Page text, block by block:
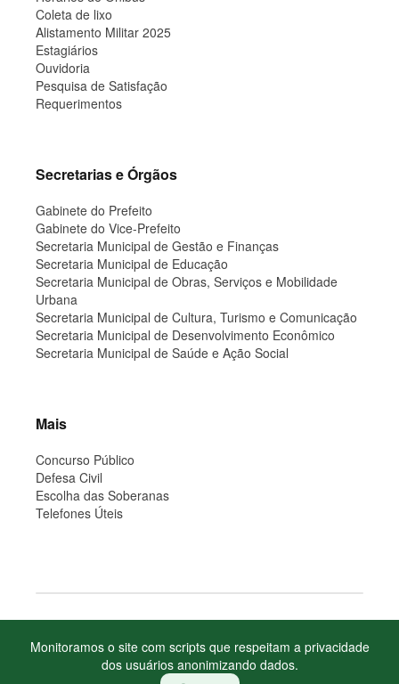
Coleta de lixo
Alistamento Militar 2025
Estagiários
Ouvidoria
Pesquisa de Satisfação
Requerimentos
Secretarias e Órgãos
Gabinete do Prefeito
Gabinete do Vice-Prefeito
Secretaria Municipal de Gestão e Finanças
Secretaria Municipal de Educação
Secretaria Municipal de Obras, Serviços e Mobilidade
Urbana
Secretaria Municipal de Cultura, Turismo e Comunicação
Secretaria Municipal de Desenvolvimento Econômico
Secretaria Municipal de Saúde e Ação Social
Mais
Concurso Público
Defesa Civil
Escolha das Soberanas
Telefones Úteis
Copyright Prefeitura Municipal de Salvador do Sul, RS
Site desenvolvido por isDesign Softwares
Monitoramos o site com scripts que respeitam a privacidade
dos usuários anonimizando dados.